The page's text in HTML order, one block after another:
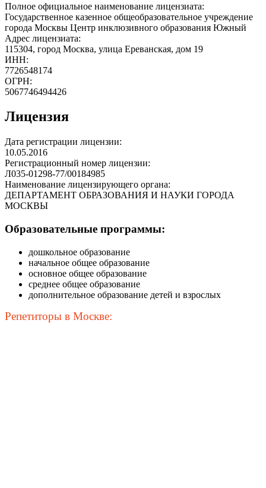
Полное официальное наименование лицензиата:
Государственное казенное общеобразовательное учреждение
города Москвы Центр инклюзивного образования Южный
Адрес лицензиата:
115304, город Москва, улица Ереванская, дом 19
ИНН:
7726548174
ОГРН:
5067746494426
Лицензия
Дата регистрации лицензии:
10.05.2016
Регистрационный номер лицензии:
Л035-01298-77/00184985
Наименование лицензирующего органа:
ДЕПАРТАМЕНТ ОБРАЗОВАНИЯ И НАУКИ ГОРОДА
МОСКВЫ
Образовательные программы:
дошкольное образование
начальное общее образование
основное общее образование
среднее общее образование
дополнительное образование детей и взрослых
Репетиторы в Москве: